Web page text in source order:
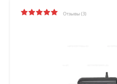
Отзывы (3)